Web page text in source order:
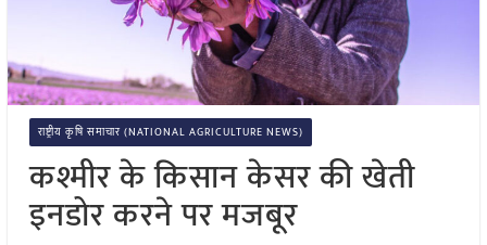
राष्ट्रीय कृषि समाचार (NATIONAL AGRICULTURE NEWS)
कश्मीर के किसान केसर की खेती
इनडोर करने पर मजबूर